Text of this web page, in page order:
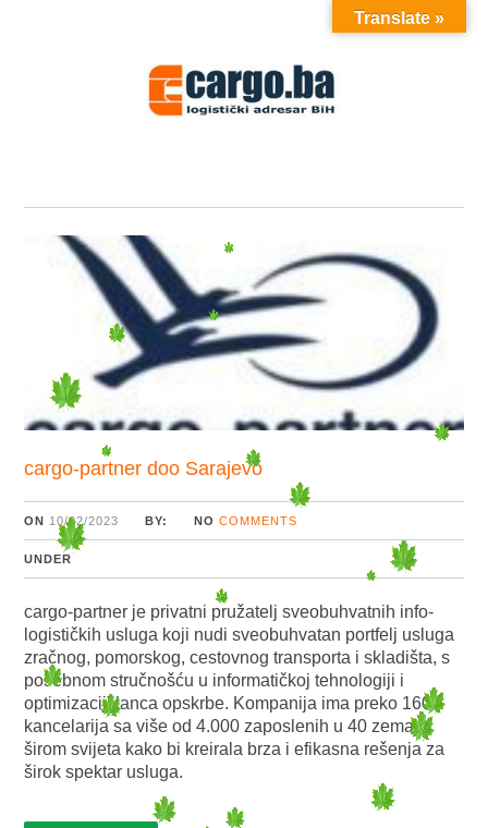
MENU
cargo-partner doo Sarajevo
ON 10/02/2023 BY: NO COMMENTS
UNDER
cargo-partner je privatni pružatelj sveobuhvatnih info-
logističkih usluga koji nudi sveobuhvatan portfelj usluga
zračnog, pomorskog, cestovnog transporta i skladišta, s
posebnom stručnošću u informatičkoj tehnologiji i
optimizaciji lanca opskrbe. Kompanija ima preko 160
kancelarija sa više od 4.000 zaposlenih u 40 zemalja
širom svijeta kako bi kreirala brza i efikasna rešenja za
širok spektar usluga.
Translate »